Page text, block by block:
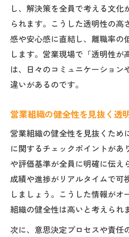
し、解決策を全員で考える文化
られます。こうした透明性の高
感や安心感に直結し、離職率の
します。営業現場で「透明性が
は、日々のコミュニケーション
違いがあるのです。
営業組織の健全性を見抜く透
営業組織の健全性を見抜くため
に関するチェックポイントがあ
や評価基準が全員に明確に伝え
成績や進捗がリアルタイムで可
しましょう。こうした情報がオ
組織の健全性は高いと考えられ
次に、意思決定プロセスや責任